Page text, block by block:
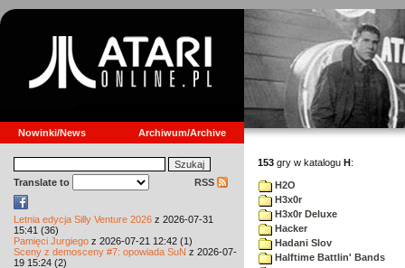
Nowinki/News Archiwum/Archive
Translate to RSS
Letnia edycja Silly Venture 2026 z 2026-07-31
15:41 (36)
Pamięci Jurgiego z 2026-07-21 12:42 (1)
Sceny z demosceny #7: opowiada SuN z 2026-07-
19 15:24 (2)
153 gry w katalogu H:
H2O
H3x0r
H3x0r Deluxe
Hacker
Hadani Slov
Halftime Battlin' Bands